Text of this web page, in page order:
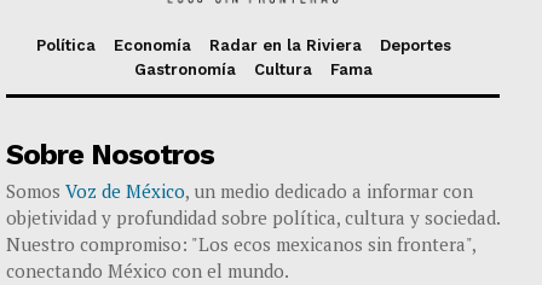
Política Economía Radar en la Riviera
Deportes
Gastronomía
Cultura Fama
Sobre Nosotros
Somos Voz de México, un medio dedicado a informar con
objetividad y profundidad sobre política, cultura y sociedad.
Nuestro compromiso: "Los ecos mexicanos sin frontera",
conectando México con el mundo.